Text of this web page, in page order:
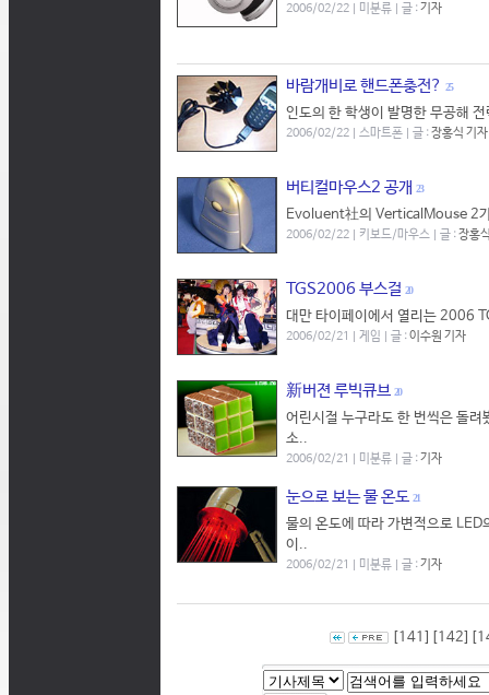
2006/02/22 | 미분류 | 글 :기자
바람개비로 핸드폰충전? 25
인도의 한 학생이 발명한 무공해
2006/02/22 | 스마트폰 | 글 :장홍식 기자
버티컬마우스2 공개 23
Evoluent社의 VerticalMouse 2가
2006/02/22 | 키보드/마우스 | 글 :장홍
TGS2006 부스걸 20
대만 타이페이에서 열리는 2006
2006/02/21 | 게임 | 글 :이수원 기자
新버젼 루빅큐브 20
어린시절 누구라도 한 번씩은 돌
소..
2006/02/21 | 미분류 | 글 :기자
눈으로 보는 물 온도 21
물의 온도에 따라 가변적으로 LED
이..
2006/02/21 | 미분류 | 글 :기자
[141] [142]